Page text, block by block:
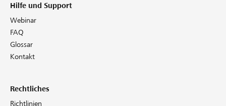
Hilfe und Support
Webinar
FAQ
Glossar
Kontakt
Rechtliches
Richtlinien